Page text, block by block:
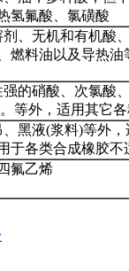
氢氟酸、氯磺酸
、无机和有机酸
燃料油以及导热油
的硝酸、次氯酸、
等外，适用其它
、黑液(浆料)等外
于各类合成橡胶不
氟乙烯